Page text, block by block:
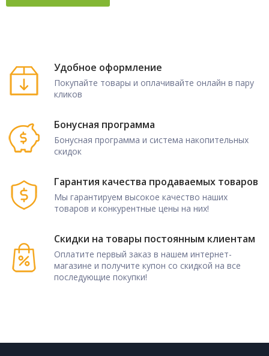
Удобное оформление
Покупайте товары и оплачивайте онлайн в пару
кликов
Бонусная программа
Бонусная программа и система накопительных
скидок
Гарантия качества продаваемых товаров
Мы гарантируем высокое качество наших
товаров и конкурентные цены на них!
Скидки на товары постоянным клиентам
Оплатите первый заказ в нашем интернет-
магазине и получите купон со скидкой на все
последующие покупки!